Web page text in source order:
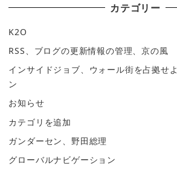
カテゴリー
K2O
RSS、ブログの更新情報の管理、京の風
インサイドジョブ、ウォール街を占拠せ
ン
お知らせ
カテゴリを追加
ガンダーセン、野田総理
グローバルナビゲーション